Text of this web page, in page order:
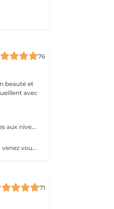
76
beauté et
avec
Ce soin Nettoyant Purifiant va enlever les peaux mortes aux niveau du dos, éliminer les impuretés, détendre les muscles avec un modelage relaxant et pour finir bien purifier les pores de la peau avec un masque "Boue" .
Soin Corps « VOYAGE » Envie d'un corps doux et léger, venez vous évader. Gommage et massage corps de 1h.
71